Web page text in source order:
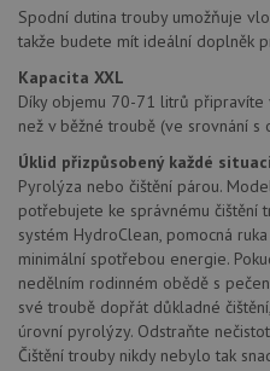
Spodní dutina trouby umožňuje
takže budete mít ideální doplněk
Kapacita XXL
Díky objemu 70-71 litrů
než v běžné troubě (ve srovnání s
Úklid přizpůsobený každé situaci
Pyrolýza nebo čištění párou.
potřebujete ke správnému čištění
systém HydroClean, pomocná
minimální spotřebou energie.
nedělním rodinném obědě s
své troubě dopřát důkladné
úrovní pyrolýzy. Odstraňte
Čištění trouby nikdy nebylo tak